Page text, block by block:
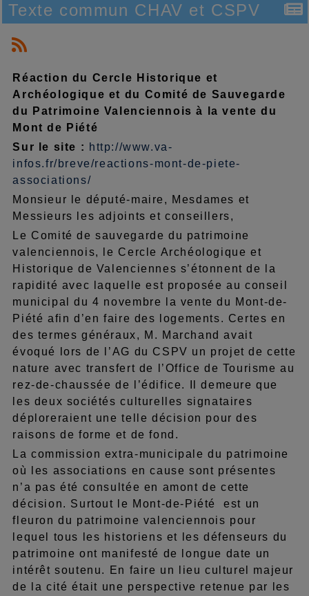
Texte commun CHAV et CSPV
Réaction du Cercle Historique et
Archéologique et du Comité de Sauvegarde
du Patrimoine Valenciennois à la vente du
Mont de Piété
Sur le site : http://www.va-
infos.fr/breve/reactions-mont-de-piete-
associations/
Monsieur le député-maire, Mesdames et
Messieurs les adjoints et conseillers,
Le Comité de sauvegarde du patrimoine
valenciennois, le Cercle Archéologique et
Historique de Valenciennes s’étonnent de la
rapidité avec laquelle est proposée au conseil
municipal du 4 novembre la vente du Mont-de-
Piété afin d’en faire des logements. Certes en
des termes généraux, M. Marchand avait
évoqué lors de l’AG du CSPV un projet de cette
nature avec transfert de l’Office de Tourisme au
rez-de-chaussée de l’édifice. Il demeure que
les deux sociétés culturelles signataires
déploreraient une telle décision pour des
raisons de forme et de fond.
La commission extra-municipale du patrimoine
où les associations en cause sont présentes
n’a pas été consultée en amont de cette
décision. Surtout le Mont-de-Piété est un
fleuron du patrimoine valenciennois pour
lequel tous les historiens et les défenseurs du
patrimoine ont manifesté de longue date un
intérêt soutenu. En faire un lieu culturel majeur
de la cité était une perspective retenue par les